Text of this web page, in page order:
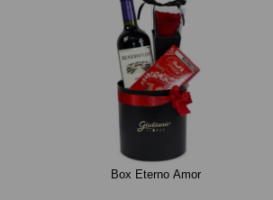
Box Eterno Amor